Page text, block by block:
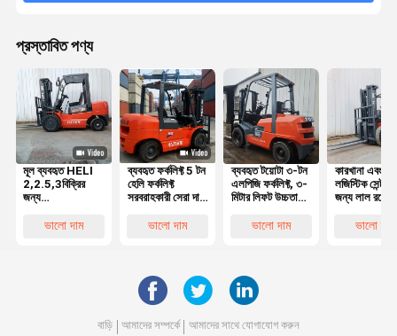
প্রস্তাবিত পণ্য
মূল ব্যবহৃত HELI
2,2.5,3বিক্রির
জন্য
দামের সাথে চমৎকার
ভালো দাম
ব্যবহৃত ফর্কলিফ্ট 5 টন
হেলি ফর্কলিফ্ট
সরবরাহকারী সেরা দাম
হেলি 50 5 টন
ভালো দাম
ব্যবহৃত টয়োটা ৩-টন
এলপিজি ফর্কলিফ্ট, ৩-
মিটার লিফট উচ্চতা
হাইড্রোলিক সিস্টেম
ভালো দাম
কারখানা এবং
লজিস্টিক
জন্য লাল রঙের
ডিজেল ফর্কলিফ্ট
ভালো দাম
বাড়ি আমাদের সম্পর্কে আমাদের সাথে যোগাযোগ করুন